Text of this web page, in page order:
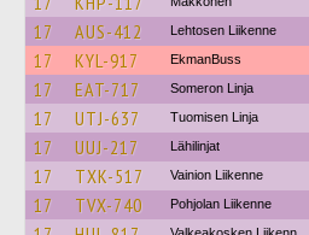
17 AUS-412 Lehtosen Liikenne
17 KYL-917 EkmanBuss
17 EAT-717 Someron Linja
17 UTJ-637 Tuomisen Linja
17 UUJ-217 Lähilinjat
17 TXK-517 Vainion Liikenne
17 TVX-740 Pohjolan Liikenne